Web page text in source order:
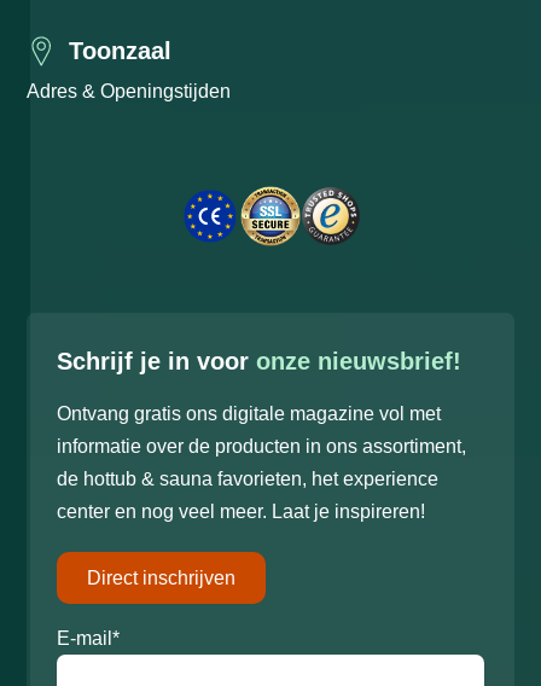
Toonzaal
Adres & Openingstijden
Schrijf je in vooronze nieuwsbrief!
Ontvang gratis ons digitale magazine vol met
informatie over de producten in ons assortiment,
de hottub & sauna favorieten, het experience
center en nog veel meer. Laat je inspireren!
Direct inschrijven
E-mail*